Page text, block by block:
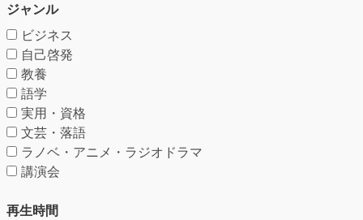
ジャンル
ビジネス
自己啓発
教養
語学
実用・資格
文芸・落語
ラノベ・アニメ・ラジオドラマ
講演会
再生時間